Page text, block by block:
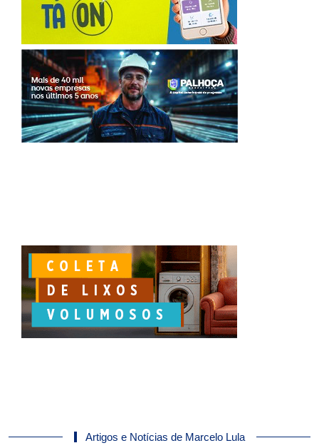
Artigos e Notícias de Marcelo Lula